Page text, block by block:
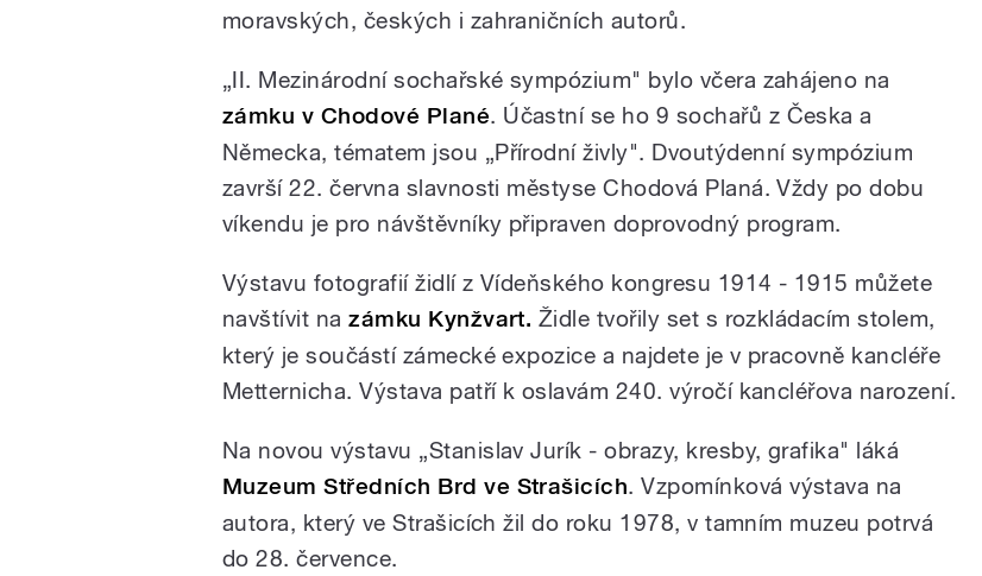
moravských, českých i zahraničních autorů.
„II. Mezinárodní sochařské sympózium" bylo včera zahájeno na
zámku v Chodové Plané. Účastní se ho 9 sochařů z Česka a
Německa, tématem jsou „Přírodní živly". Dvoutýdenní sympózium
završí 22. června slavnosti městyse Chodová Planá. Vždy po dobu
víkendu je pro návštěvníky připraven doprovodný program.
Výstavu fotografií židlí z Vídeňského kongresu 1914 - 1915 můžete
navštívit nazámku Kynžvart. Židle tvořily set s rozkládacím stolem,
který je součástí zámecké expozice a najdete je v pracovně kancléře
Metternicha. Výstava patří k oslavám 240. výročí kancléřova narození.
Na novou výstavu „Stanislav Jurík - obrazy, kresby, grafika" láká
Muzeum Středních Brd ve Strašicích. Vzpomínková výstava na
autora, který ve Strašicích žil do roku 1978, v tamním muzeu potrvá
do 28. července.